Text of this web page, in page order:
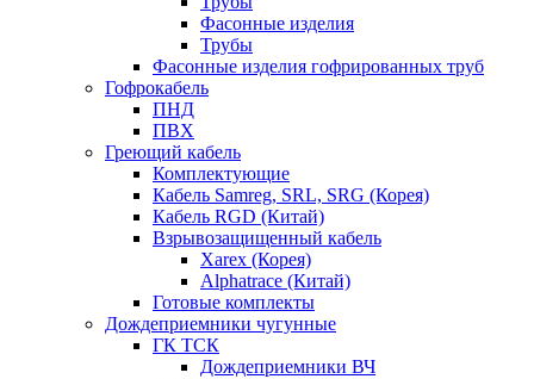
Фасонные изделия
Трубы
Фасонные изделия гофрированных труб
Гофрокабель
ПНД
ПВХ
Греющий кабель
Комплектующие
Кабель Samreg, SRL, SRG (Корея)
Кабель RGD (Китай)
Взрывозащищенный кабель
Xarex (Корея)
Alphatrace (Китай)
Готовые комплекты
Дождеприемники чугунные
ГК ТСК
Дождеприемники ВЧ